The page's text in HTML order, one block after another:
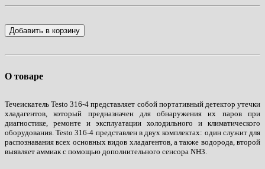
Добавить в корзину
О товаре
Течеискатель Testo 316-4 представляет собой портативный детектор утечки
хладагентов, который предназначен для обнаружения их паров при
диагностике, ремонте и эксплуатации холодильного и климатического
оборудования. Testo 316-4 представлен в двух комплектах: один служит для
распознавания всех основных видов хладагентов, а также водорода, второй
выявляет аммиак с помощью дополнительного сенсора NH3.